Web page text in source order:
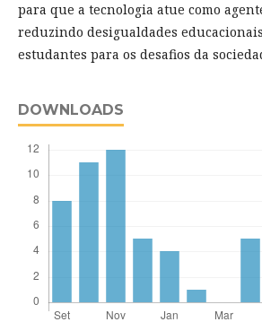
para que a tecnologia atue como
reduzindo desigualdades
estudantes para os desafios da
DOWNLOADS